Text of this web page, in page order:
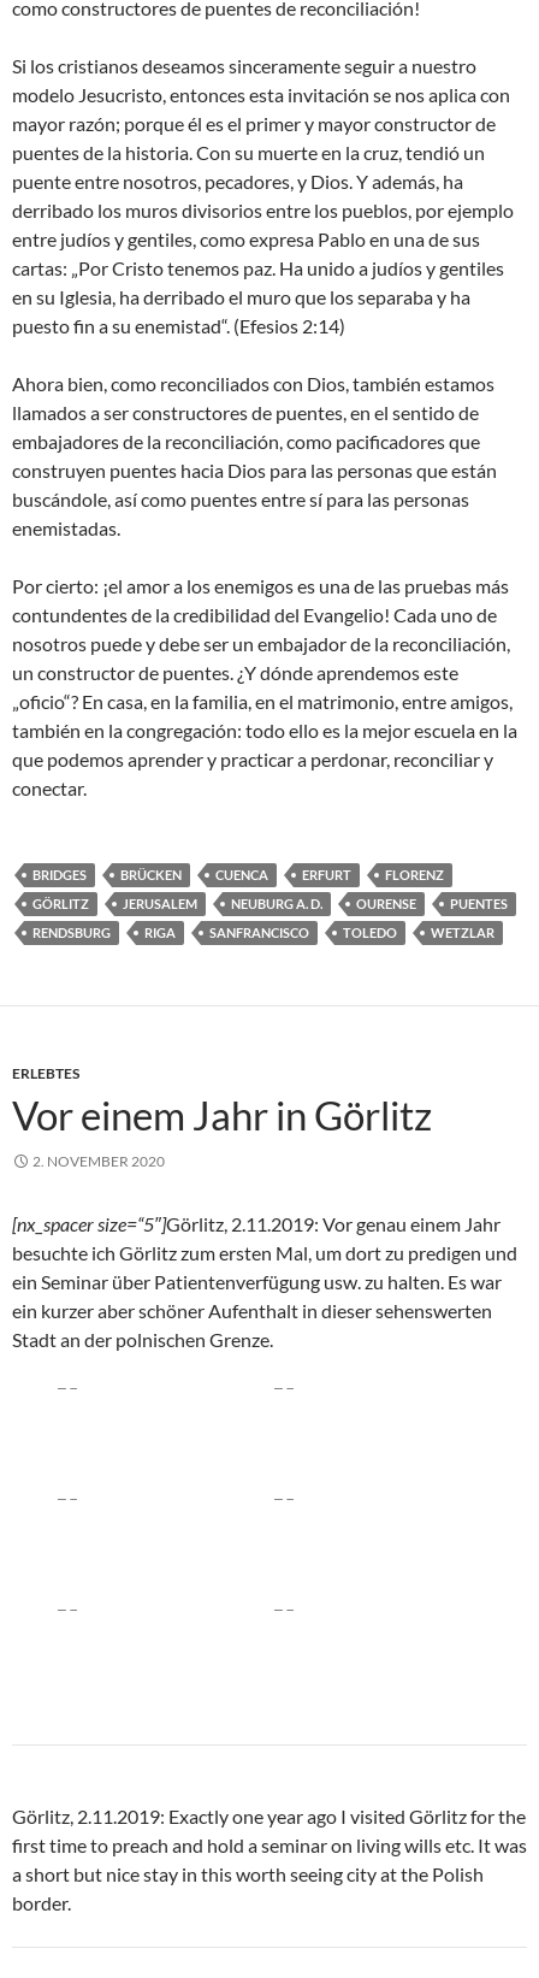
como constructores de puentes de reconciliación!
Si los cristianos deseamos sinceramente seguir a nuestro
modelo Jesucristo, entonces esta invitación se nos aplica con
mayor razón; porque él es el primer y mayor constructor de
puentes de la historia. Con su muerte en la cruz, tendió un
puente entre nosotros, pecadores, y Dios. Y además, ha
derribado los muros divisorios entre los pueblos, por ejemplo
entre judíos y gentiles, como expresa Pablo en una de sus
cartas: „Por Cristo tenemos paz. Ha unido a judíos y gentiles
en su Iglesia, ha derribado el muro que los separaba y ha
puesto fin a su enemistad“. (Efesios 2:14)
Ahora bien, como reconciliados con Dios, también estamos
llamados a ser constructores de puentes, en el sentido de
embajadores de la reconciliación, como pacificadores que
construyen puentes hacia Dios para las personas que están
buscándole, así como puentes entre sí para las personas
enemistadas.
Por cierto: ¡el amor a los enemigos es una de las pruebas más
contundentes de la credibilidad del Evangelio! Cada uno de
nosotros puede y debe ser un embajador de la reconciliación,
un constructor de puentes. ¿Y dónde aprendemos este
„oficio“? En casa, en la familia, en el matrimonio, entre amigos,
también en la congregación: todo ello es la mejor escuela en la
que podemos aprender y practicar a perdonar, reconciliar y
conectar.
BRIDGES BRÜCKEN CUENCA ERFURT
FLORENZ
GÖRLITZ
JERUSALEM NEUBURG A. D. OURENSE
PUENTES
RENDSBURG
RIGA SANFRANCISCO TOLEDO WETZLAR
ERLEBTES
Vor einem Jahr in Görlitz
2. NOVEMBER 2020
[nx_spacer size=“5″]Görlitz, 2.11.2019: Vor genau einem Jahr
besuchte ich Görlitz zum ersten Mal, um dort zu predigen und
ein Seminar über Patientenverfügung usw. zu halten. Es war
ein kurzer aber schöner Aufenthalt in dieser sehenswerten
Stadt an der polnischen Grenze.
Görlitz, 2.11.2019: Exactly one year ago I visited Görlitz for the
first time to preach and hold a seminar on living wills etc. It was
a short but nice stay in this worth seeing city at the Polish
border.